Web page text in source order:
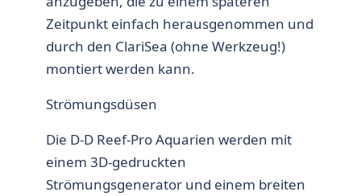
Zeitpunkt einfach herausgenommen und
durch den ClariSea (ohne Werkzeug!)
montiert werden kann.
Strömungsdüsen
Die D-D Reef-Pro Aquarien werden mit
einem 3D-gedruckten
Strömungsgenerator und einem breiten